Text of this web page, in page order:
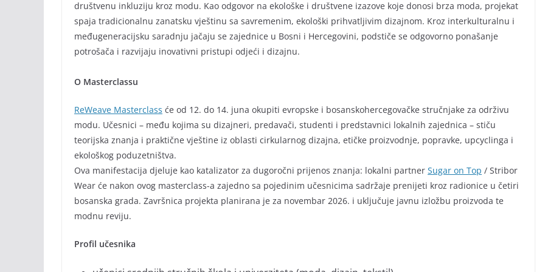
društvenu inkluziju kroz modu. Kao odgovor na ekološke i društvene izazove koje donosi brza moda, projekat
spaja tradicionalnu zanatsku vještinu sa savremenim, ekološki prihvatljivim dizajnom. Kroz interkulturalnu i
međugeneracijsku saradnju jačaju se zajednice u Bosni i Hercegovini, podstiče se odgovorno ponašanje
potrošača i razvijaju inovativni pristupi odjeći i dizajnu.
O Masterclassu
ReWeave Masterclass će od 12. do 14. juna okupiti evropske i bosanskohercegovačke stručnjake za održivu
modu. Učesnici – među kojima su dizajneri, predavači, studenti i predstavnici lokalnih zajednica – stiču
teorijska znanja i praktične vještine iz oblasti cirkularnog dizajna, etičke proizvodnje, popravke, upcyclinga i
ekološkog poduzetništva.
Ova manifestacija djeluje kao katalizator za dugoročni prijenos znanja: lokalni partner Sugar on Top / Stribor
Wear će nakon ovog masterclass-a zajedno sa pojedinim učesnicima sadržaje prenijeti kroz radionice u četiri
bosanska grada. Završnica projekta planirana je za novembar 2026. i uključuje javnu izložbu proizvoda te
modnu reviju.
Profil učesnika